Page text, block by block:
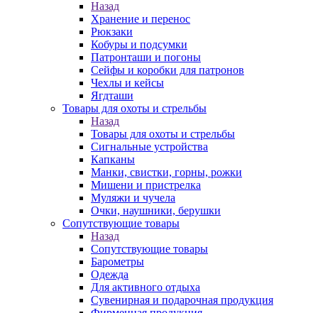
Назад
Хранение и перенос
Рюкзаки
Кобуры и подсумки
Патронташи и погоны
Сейфы и коробки для патронов
Чехлы и кейсы
Ягдташи
Товары для охоты и стрельбы
Назад
Товары для охоты и стрельбы
Сигнальные устройства
Капканы
Манки, свистки, горны, рожки
Мишени и пристрелка
Муляжи и чучела
Очки, наушники, берушки
Сопутствующие товары
Назад
Сопутствующие товары
Барометры
Одежда
Для активного отдыха
Сувенирная и подарочная продукция